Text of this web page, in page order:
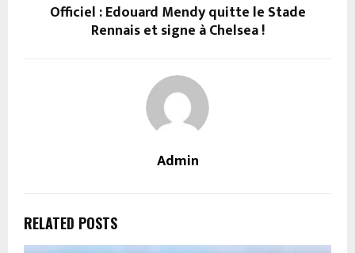
Officiel : Edouard Mendy quitte le Stade
Rennais et signe à Chelsea !
Admin
RELATED POSTS